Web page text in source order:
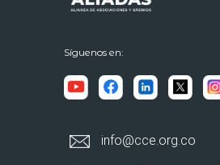
Síguenos en:
info@cce.org.co